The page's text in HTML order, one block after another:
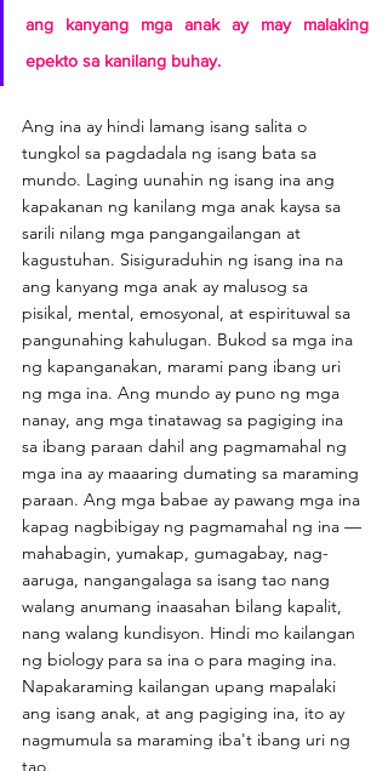
ang kanyang mga anak ay may malaking
epekto sa kanilang buhay.
Ang ina ay hindi lamang isang salita o
tungkol sa pagdadala ng isang bata sa
mundo. Laging uunahin ng isang ina ang
kapakanan ng kanilang mga anak kaysa sa
sarili nilang mga pangangailangan at
kagustuhan. Sisiguraduhin ng isang ina na
ang kanyang mga anak ay malusog sa
pisikal, mental, emosyonal, at espirituwal sa
pangunahing kahulugan. Bukod sa mga ina
ng kapanganakan, marami pang ibang uri
ng mga ina. Ang mundo ay puno ng mga
nanay, ang mga tinatawag sa pagiging ina
sa ibang paraan dahil ang pagmamahal ng
mga ina ay maaaring dumating sa maraming
paraan. Ang mga babae ay pawang mga ina
kapag nagbibigay ng pagmamahal ng ina —
mahabagin, yumakap, gumagabay, nag-
aaruga, nangangalaga sa isang tao nang
walang anumang inaasahan bilang kapalit,
nang walang kundisyon. Hindi mo kailangan
ng biology para sa ina o para maging ina.
Napakaraming kailangan upang mapalaki
ang isang anak, at ang pagiging ina, ito ay
nagmumula sa maraming iba't ibang uri ng
tao.